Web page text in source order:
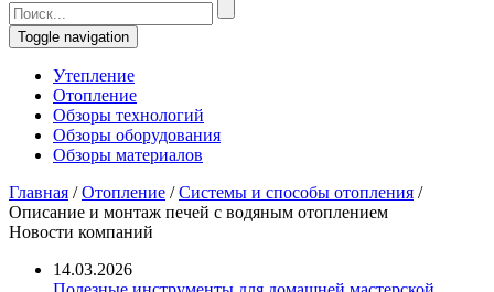
Toggle navigation
Утепление
Отопление
Обзоры технологий
Обзоры оборудования
Обзоры материалов
Главная /Отопление /Системы и способы отопления /
Описание и монтаж печей с водяным отоплением
Новости компаний
14.03.2026